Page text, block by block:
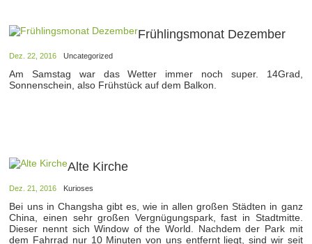
Frühlingsmonat Dezember
Dez. 22, 2016 Uncategorized
Am Samstag war das Wetter immer noch super. 14Grad,
Sonnenschein, also Frühstück auf dem Balkon.
Alte Kirche
Dez. 21, 2016 Kurioses
Bei uns in Changsha gibt es, wie in allen großen Städten in ganz
China, einen sehr großen Vergnügungspark, fast in Stadtmitte.
Dieser nennt sich Window of the World. Nachdem der Park mit
dem Fahrrad nur 10 Minuten von uns entfernt liegt, sind wir seit